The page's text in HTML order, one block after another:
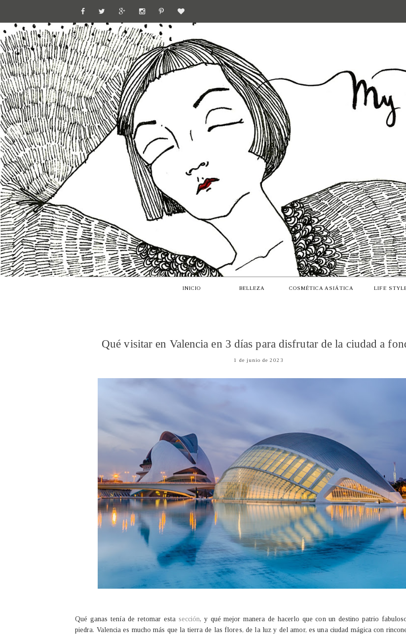
INICIO BELLEZA COSMÉTICA ASIÁTICA LIFE
Qué visitar en Valencia en 3 días para disfrutar de la ciudad a
1 de junio de 2023
Qué ganas tenía de retomar esta sección, y qué mejor manera de hacerlo que con un destino patrio
piedra. Valencia es mucho más que la tierra de las flores, de la luz y del amor, es una ciudad mágica con